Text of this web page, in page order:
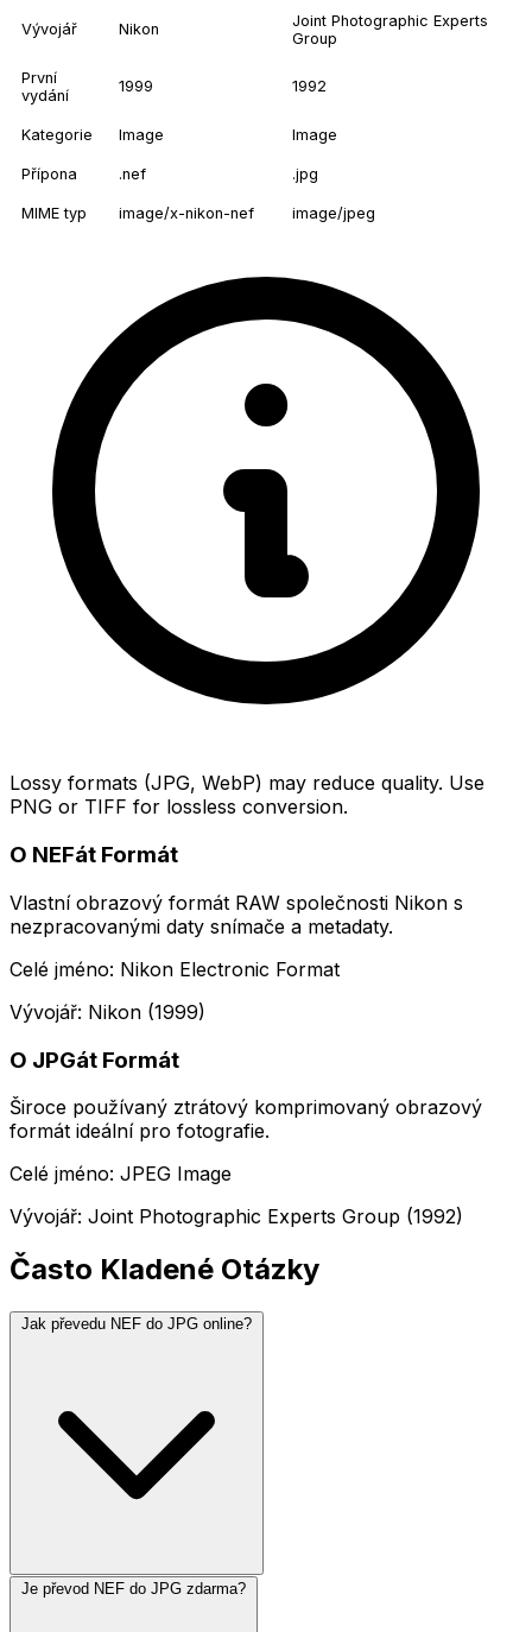
Vývojář Nikon
Joint Photographic Experts
Group
První
vydání
1999 1992
Kategorie Image Image
Přípona .nef .jpg
MIME typ image/x-nikon-nef image/jpeg
Lossy formats (JPG, WebP) may reduce quality. Use
PNG or TIFF for lossless conversion.
O NEFát Formát
Vlastní obrazový formát RAW společnosti Nikon s
nezpracovanými daty snímače a metadaty.
Celé jméno: Nikon Electronic Format
Vývojář: Nikon (1999)
O JPGát Formát
Široce používaný ztrátový komprimovaný obrazový
formát ideální pro fotografie.
Celé jméno: JPEG Image
Vývojář: Joint Photographic Experts Group (1992)
Často Kladené Otázky
Jak převedu NEF do JPG online?
Je převod NEF do JPG zdarma?